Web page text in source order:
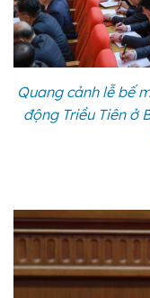
Quang cảnh lễ bế
động Triều Tiên ở